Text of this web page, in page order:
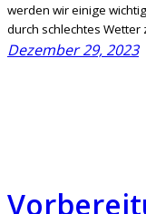
werden wir einige
durch schlechtes
Dezember 29, 2023